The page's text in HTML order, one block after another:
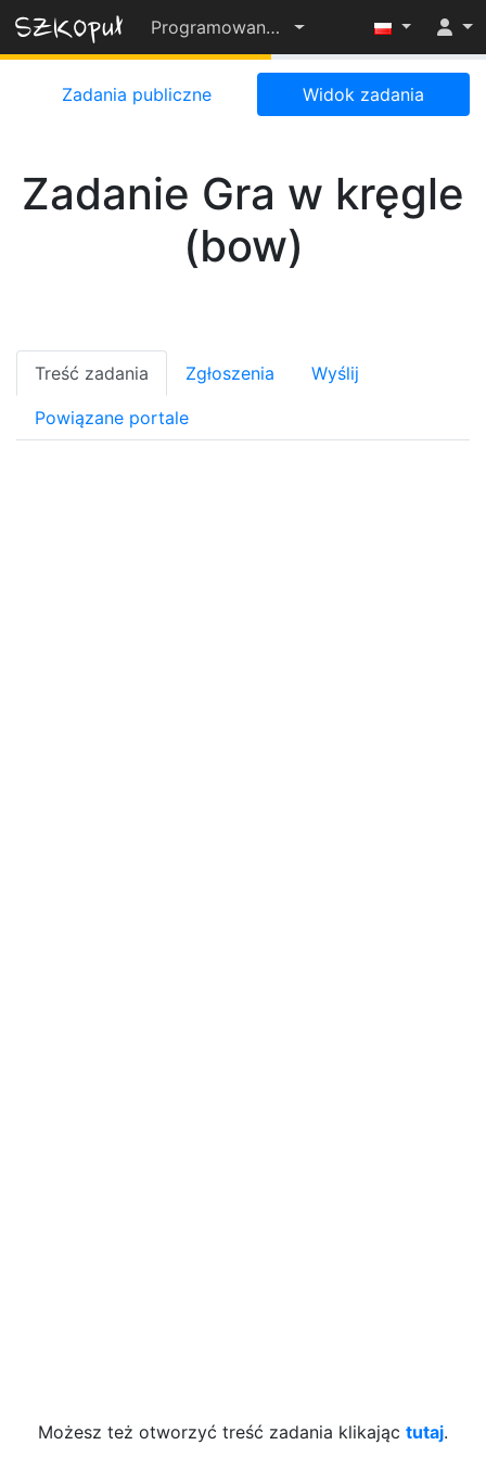
Programowanie-OD-PODSTAW-2022-23
55%
Zadania publiczne Widok zadania
Zadanie Gra w kręgle
(bow)
Treść zadania Zgłoszenia Wyślij
Powiązane portale
Możesz też otworzyć treść zadania klikając tutaj.